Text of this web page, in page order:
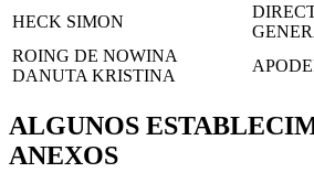
HECK SIMON
ROING DE NOWINA
DANUTA KRISTINA
ALGUNOS
ANEXOS